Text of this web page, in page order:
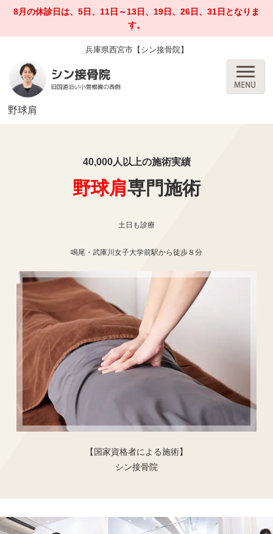
8月の休診日は、5日、11日～13日、19日、26日、31日となりま
す。
兵庫県西宮市【シン接骨院】
野球肩
40,000人以上の施術実績
野球肩専門施術
土日も診療
鳴尾・武庫川女子大学前駅から徒歩８分
【国家資格者による施術】
シン接骨院